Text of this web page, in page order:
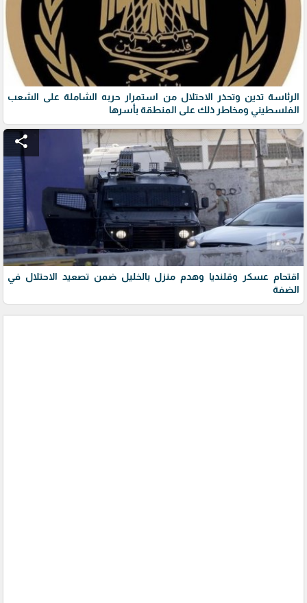
الرئاسة تدين وتحذر الاحتلال من استمرار حربه الشاملة على الشعب
الفلسطيني ومخاطر ذلك على المنطقة بأسرها
share
اقتحام عسكر وقلنديا وهدم منزل بالخليل ضمن تصعيد الاحتلال في
الضفة